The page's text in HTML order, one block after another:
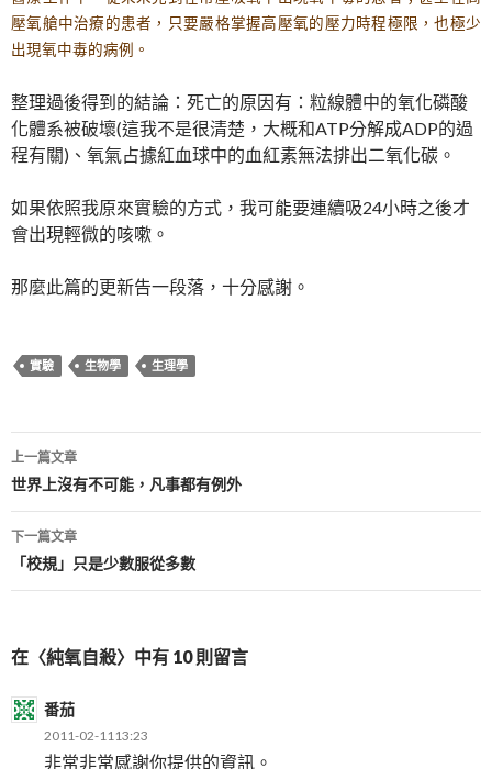
壓氧艙中治療的患者，只要嚴格掌握高壓氧的壓力時程極限，也極少
出現氧中毒的病例。
整理過後得到的結論：死亡的原因有：粒線體中的氧化磷酸
化體系被破壞(這我不是很清楚，大概和ATP分解成ADP的過
程有關)、氧氣占據紅血球中的血紅素無法排出二氧化碳。
如果依照我原來實驗的方式，我可能要連續吸24小時之後才
會出現輕微的咳嗽。
那麼此篇的更新告一段落，十分感謝。
實驗 生物學 生理學
文
章
導
覽
上一篇文章
世界上沒有不可能，凡事都有例外
下一篇文章
「校規」只是少數服從多數
在〈純氧自殺〉中有 10 則留言
番茄
2011-02-1113:23
非常非常感謝你提供的資訊。